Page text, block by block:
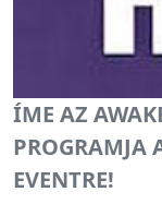
ÍME AZ
PROGRAMJA
EVENTRE!